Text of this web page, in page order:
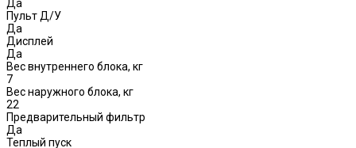
Да
Пульт Д/У
Да
Дисплей
Да
Вес внутреннего блока, кг
7
Вес наружного блока, кг
22
Предварительный фильтр
Да
Теплый пуск